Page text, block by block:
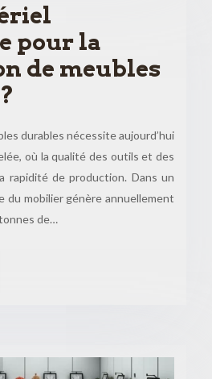
pour la
de meubles
durables nécessite aujourd’hui
où la qualité des outils et des
rapidité de production. Dans un
du mobilier génère annuellement
de…